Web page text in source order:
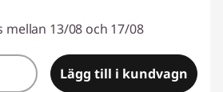
mellan 13/08 och 17/08
Lägg till i kundvagn